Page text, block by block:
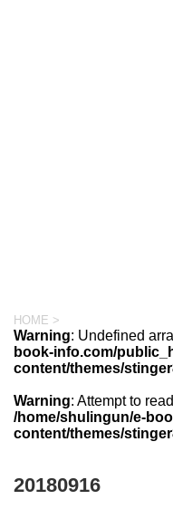
HOME >
Warning: Undefined
book-info.com/
content/themes/
Warning: Attempt to
/home/shulingun/e-
content/themes/
20180916